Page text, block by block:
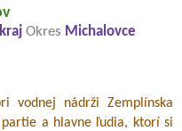
Okres Michalovce
vodnej nádrži Zemplínska
a hlavne ľudia, ktorí si